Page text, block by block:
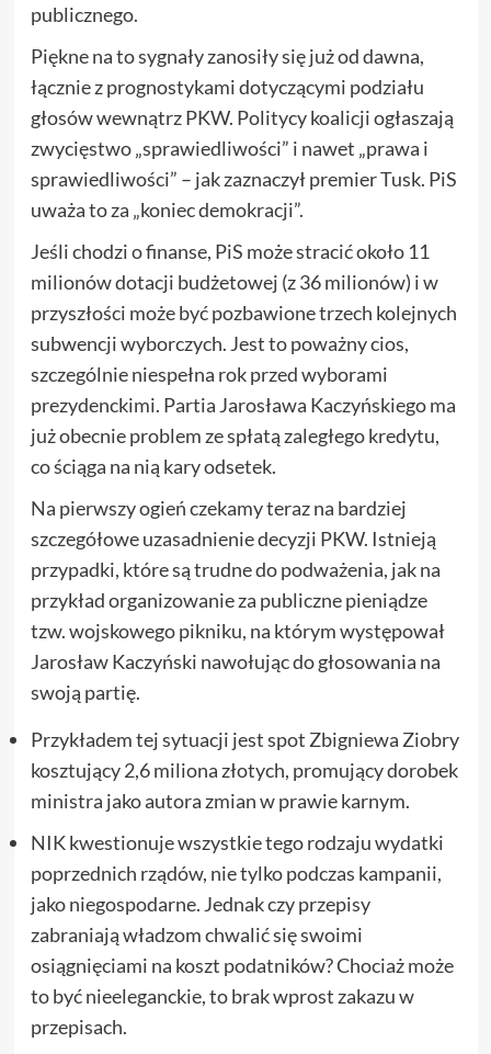
publicznego.
Piękne na to sygnały zanosiły się już od dawna,
łącznie z prognostykami dotyczącymi podziału
głosów wewnątrz PKW. Politycy koalicji ogłaszają
zwycięstwo „sprawiedliwości” i nawet „prawa i
sprawiedliwości” – jak zaznaczył premier Tusk. PiS
uważa to za „koniec demokracji”.
Jeśli chodzi o finanse, PiS może stracić około 11
milionów dotacji budżetowej (z 36 milionów) i w
przyszłości może być pozbawione trzech kolejnych
subwencji wyborczych. Jest to poważny cios,
szczególnie niespełna rok przed wyborami
prezydenckimi. Partia Jarosława Kaczyńskiego ma
już obecnie problem ze spłatą zaległego kredytu,
co ściąga na nią kary odsetek.
Na pierwszy ogień czekamy teraz na bardziej
szczegółowe uzasadnienie decyzji PKW. Istnieją
przypadki, które są trudne do podważenia, jak na
przykład organizowanie za publiczne pieniądze
tzw. wojskowego pikniku, na którym występował
Jarosław Kaczyński nawołując do głosowania na
swoją partię.
Przykładem tej sytuacji jest spot Zbigniewa Ziobry
kosztujący 2,6 miliona złotych, promujący dorobek
ministra jako autora zmian w prawie karnym.
NIK kwestionuje wszystkie tego rodzaju wydatki
poprzednich rządów, nie tylko podczas kampanii,
jako niegospodarne. Jednak czy przepisy
zabraniają władzom chwalić się swoimi
osiągnięciami na koszt podatników? Chociaż może
to być nieeleganckie, to brak wprost zakazu w
przepisach.